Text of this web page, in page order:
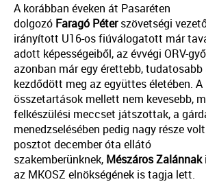
A korábban éveken át Pasaréten
dolgozó Faragó Péterszövetségi
irányított U16-os fiúválogatott már
adott képességeiből, az évvégi ORV-
azonban már egy érettebb, tudatosabb
kezdődött meg az együttes életében. A
összetartások mellett nem kevesebb,
felkészülési meccset játszottak, a
menedzselésében pedig nagy része
posztot december óta ellátó
szakemberünknek, MészárosZalánnak
az MKOSZ elnökségének is tagja lett.